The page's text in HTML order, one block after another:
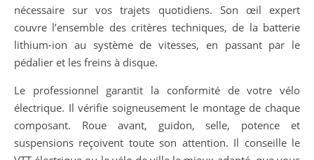
nécessaire sur vos trajets quotidiens. Son œil expert
couvre l’ensemble des critères techniques, de la batterie
lithium-ion au système de vitesses, en passant par le
pédalier et les freins à disque.
Le professionnel garantit la conformité de votre vélo
électrique. Il vérifie soigneusement le montage de chaque
composant. Roue avant, guidon, selle, potence et
suspensions reçoivent toute son attention. Il conseille le